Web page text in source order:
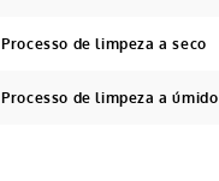
Processo de limpeza a seco
Processo de limpeza a úmido